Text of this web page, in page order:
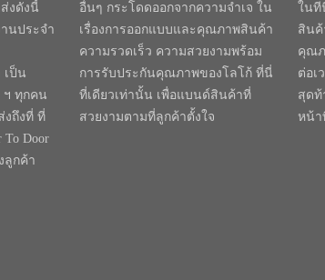
งดังนี้
นประจำ
เป็น
ฯ ทุกคน
งถึงที่ ที่
Door
ลูกค้า
อื่นๆ กระโดดออกจากความจำเจ ใน
เรื่องการออกแบบและคุณภาพสินค้า
ความรวดเร็ว ความสวยงามพร้อม
การรับประกันคุณภาพของโลโก้ ที่นี่
ที่เดียวเท่านั้น เพื่อแบนด์สินค้าที่
สวยงามตามที่ลูกค้าตั้งใจ
ในที
สินค้
คุณภ
ต่อเ
สุดท้
หน้า